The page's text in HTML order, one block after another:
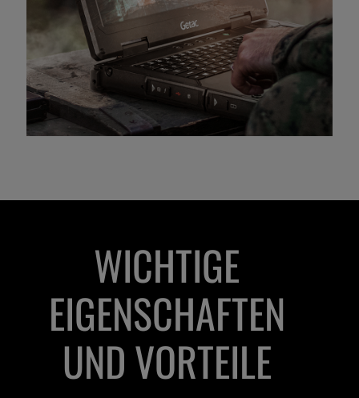
WICHTIGE
EIGENSCHAFTEN
UND VORTEILE